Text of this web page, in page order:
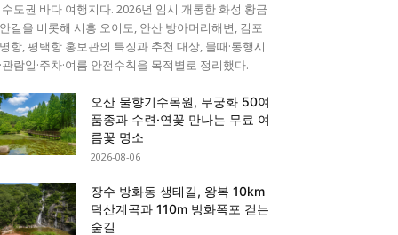
도권 바다 여행지다. 2026년 임시 개통한 화성 황금
길을 비롯해 시흥 오이도, 안산 방아머리해변, 김포
항, 평택항 홍보관의 특징과 추천 대상, 물때·통행시
관람일·주차·여름 안전수칙을 목적별로 정리했다.
오산 물향기수목원, 무궁화 50여
품종과 수련·연꽃 만나는 무료 여
름꽃 명소
2026-08-06
장수 방화동 생태길, 왕복 10km
덕산계곡과 110m 방화폭포 걷는
숲길